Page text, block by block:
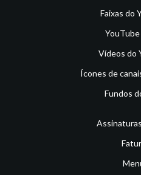
Faixas do
Vídeos do
Ícones de
Fundos